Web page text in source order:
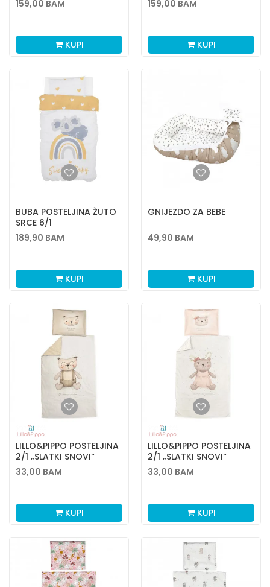
159,00 BAM
KUPI
159,00 BAM
KUPI
BUBA POSTELJINA ŽUTO
SRCE 6/1
189,90 BAM
KUPI
GNIJEZDO ZA BEBE
49,90 BAM
KUPI
LILLO&PIPPO POSTELJINA
2/1 „SLATKI SNOVI“
33,00 BAM
KUPI
LILLO&PIPPO POSTELJINA
2/1 „SLATKI SNOVI“
33,00 BAM
KUPI